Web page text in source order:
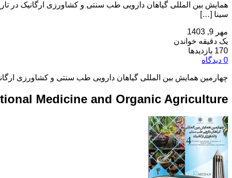
سینا […]
مهر 9, 1403
یک دقیقه خواندن
170 بازدیدها
0 دیدگاه
چهارمین همایش بین المللی گیاهان دارویی طب سنتی و کشاورزی
Medicine and Organic Agriculture